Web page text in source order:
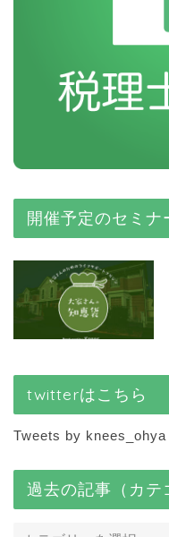
開催予定のセミナ
twitterはこちら
Tweets by knees_ohya
過去の記事（カテ